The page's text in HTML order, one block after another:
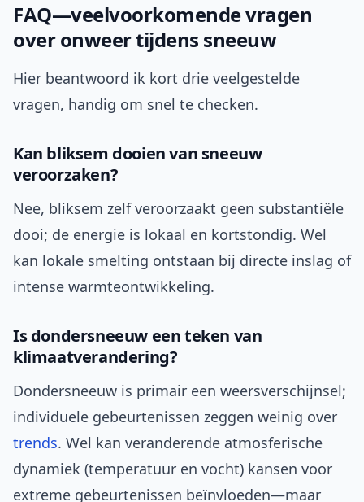
FAQ—veelvoorkomende vragen
over onweer tijdens sneeuw
Hier beantwoord ik kort drie veelgestelde
vragen, handig om snel te checken.
Kan bliksem dooien van sneeuw
veroorzaken?
Nee, bliksem zelf veroorzaakt geen substantiële
dooi; de energie is lokaal en kortstondig. Wel
kan lokale smelting ontstaan bij directe inslag of
intense warmteontwikkeling.
Is dondersneeuw een teken van
klimaatverandering?
Dondersneeuw is primair een weersverschijnsel;
individuele gebeurtenissen zeggen weinig over
trends. Wel kan veranderende atmosferische
dynamiek (temperatuur en vocht) kansen voor
extreme gebeurtenissen beïnvloeden—maar